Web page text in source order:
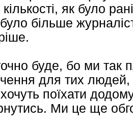
кількості, як було
більше
буде, бо ми
для тих людей,
хочуть поїхати
Ми це ще